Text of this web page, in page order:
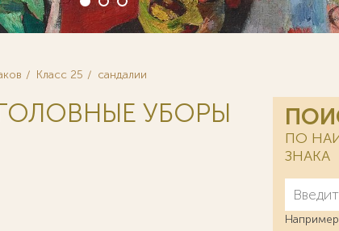
Класс 25 сандалии
УБОРЫ
ПО
ЗНАКА